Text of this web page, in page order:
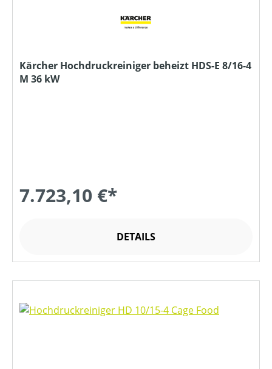
Kärcher Hochdruckreiniger beheizt HDS-E 8/16-4
M 36 kW
7.723,10 €*
DETAILS